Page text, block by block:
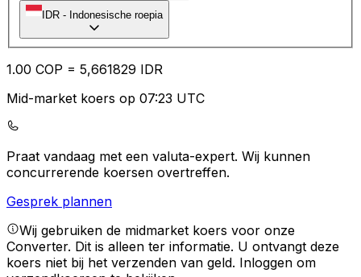
IDR - Indonesische roepia
1.00 COP = 5,661829 IDR
Mid-market koers op 07:23 UTC
Praat vandaag met een valuta-expert. Wij kunnen
concurrerende koersen overtreffen.
Gesprek plannen
Wij gebruiken de midmarket koers voor onze
Converter. Dit is alleen ter informatie. U ontvangt deze
koers niet bij het verzenden van geld. Inloggen om